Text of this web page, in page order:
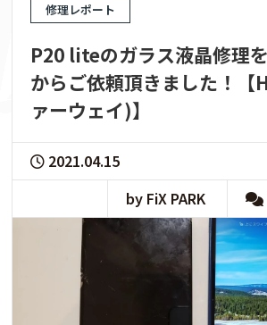
修理レポート
P20 liteのガラス液晶修理
からご依頼頂きました！【
ァーウェイ)】
2021.04.15
by FiX PARK